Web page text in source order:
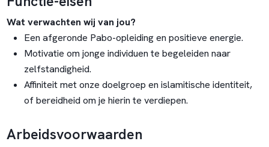
Wat verwachten wij van jou?
Een afgeronde Pabo-opleiding en positieve energie.
Motivatie om jonge individuen te begeleiden naar
zelfstandigheid.
Affiniteit met onze doelgroep en islamitische identiteit,
of bereidheid om je hierin te verdiepen.
Arbeidsvoorwaarden